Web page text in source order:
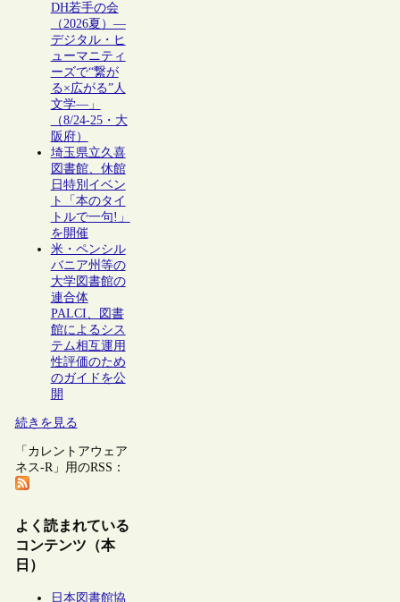
DH若手の会
（2026夏）―
デジタル・ヒ
ューマニティ
ーズで“繋が
る×広がる”人
文学―」
（8/24-25・大
阪府）
埼玉県立久喜
図書館、休館
日特別イベン
ト「本のタイ
トルで一句!」
を開催
米・ペンシル
バニア州等の
大学図書館の
連合体
PALCI、図書
館によるシス
テム相互運用
性評価のため
のガイドを公
開
続きを見る
「カレントアウェア
ネス-R」用のRSS：
よく読まれている
コンテンツ（本
日）
日本図書館協